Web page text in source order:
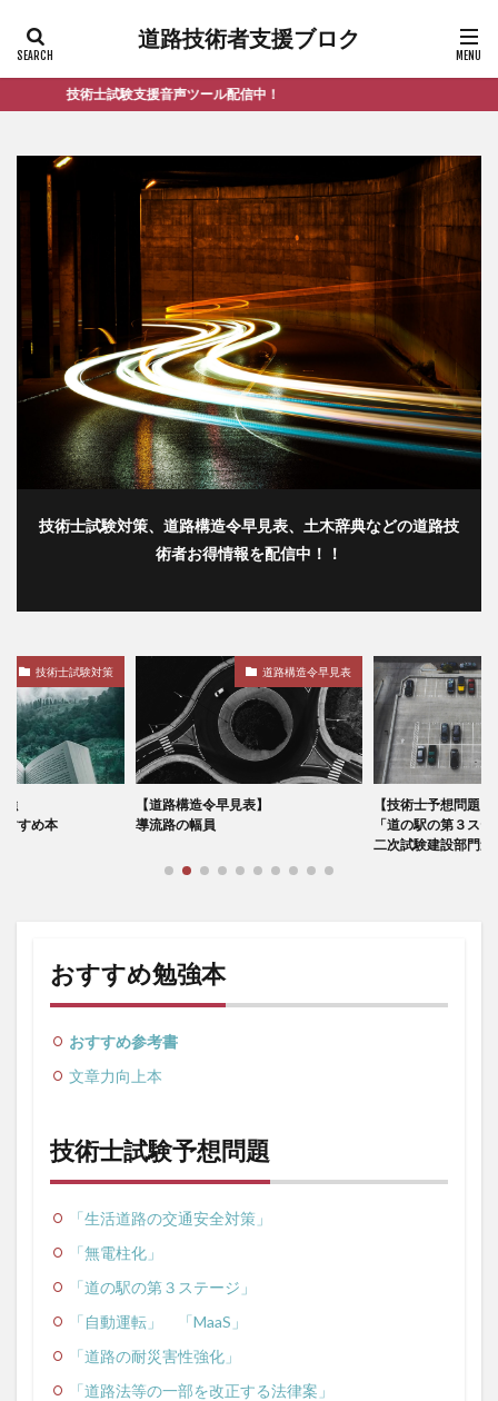
道路技術者支援ブロク
技術士試験支援音声ツール配信中！
技術士試験対策、道路構造令早見表、土木辞典などの道路技
術者お得情報を配信中！！
技術士試験対策
強
すすめ本
道路構造令早見表
【道路構造令早見表】
導流路の幅員
【技術士予想問題】
「道の駅の第３ス
二次試験建設部門
おすすめ勉強本
おすすめ参考書
文章力向上本
技術士試験予想問題
「生活道路の交通安全対策」
「無電柱化」
「道の駅の第３ステージ」
「自動運転」
「MaaS」
「道路の耐災害性強化」
「道路法等の一部を改正する法律案」